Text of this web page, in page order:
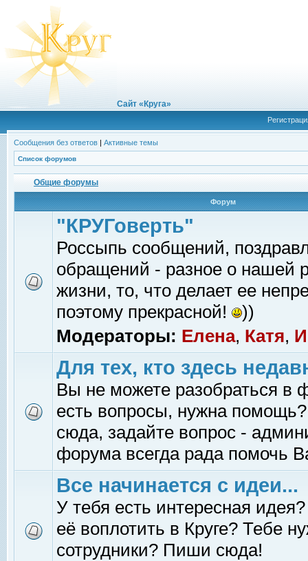
Сайт «Круга»
Сообщения без ответов | Активные темы
Список форумов
Общие форумы
Форум
"КРУГоверть"
Россыпь сообщений,
обращений - разное о нашей
жизни, то, что делает ее
поэтому прекрасной!
))
Модераторы: Елена, Катя,
Для тех, кто здесь
Вы не можете разобраться в
есть вопросы, нужна помощь?
сюда, задайте вопрос -
форума всегда рада помочь
Все начинается с идеи...
У тебя есть интересная
её воплотить в Круге? Тебе
сотрудники? Пиши сюда!